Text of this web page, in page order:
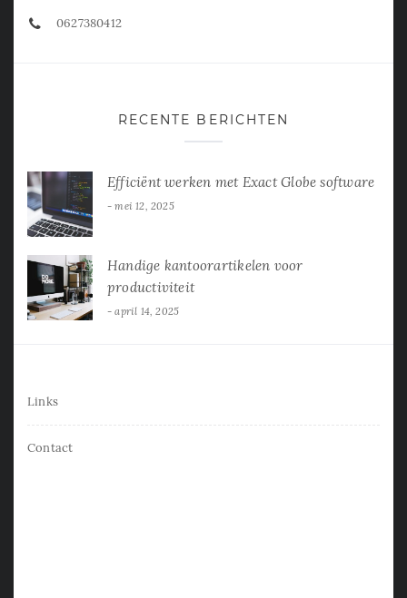
0627380412
RECENTE BERICHTEN
Efficiënt werken met Exact Globe software
mei 12, 2025
Handige kantoorartikelen voor
productiviteit
april 14, 2025
Links
Contact